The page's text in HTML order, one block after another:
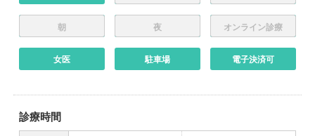
朝 夜 オンライン診療
女医 駐車場 電子決済可
診療時間